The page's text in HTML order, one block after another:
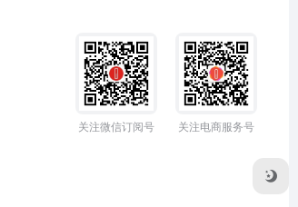
关注微信订阅号 关注电商服务号